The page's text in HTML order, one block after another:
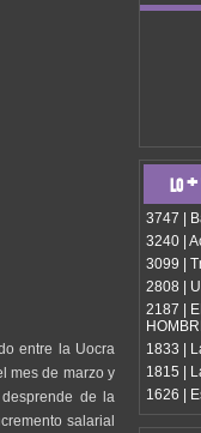
entre la Uocra
mes de marzo y
de la
salarial
lo
3747 |
3240 |
3099 |
2808 |
2187 |
1833 |
1815 |
1626 |